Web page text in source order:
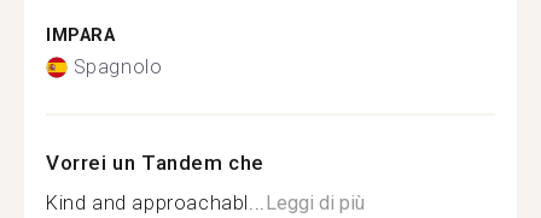
IMPARA
Spagnolo
Vorrei un Tandem che
Kind and approachabl...Leggi di più